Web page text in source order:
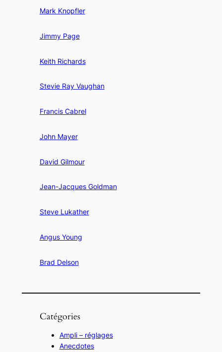
Mark Knopfler
Jimmy Page
Keith Richards
Stevie Ray Vaughan
Francis Cabrel
John Mayer
David Gilmour
Jean-Jacques Goldman
Steve Lukather
Angus Young
Brad Delson
Catégories
Ampli – réglages
Anecdotes